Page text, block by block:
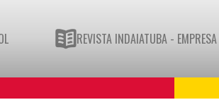
REVISTA INDAIATUBA - EMPRESA